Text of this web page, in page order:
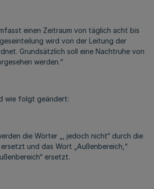
einen Zeitraum von täglich acht bis
wird von der Leitung der
Grundsätzlich soll eine Nachtruhe von
werden.“
folgt geändert:
die Wörter „, jedoch nicht“ durch die
und das Wort „Außenbereich,“
ersetzt.